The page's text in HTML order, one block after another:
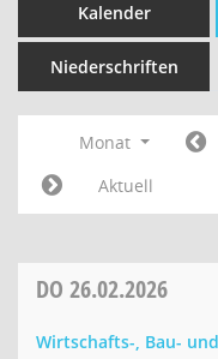
Kalender
Niederschriften
Monat
Aktuell
DO 26.02.2026
Wirtschafts-, Bau-